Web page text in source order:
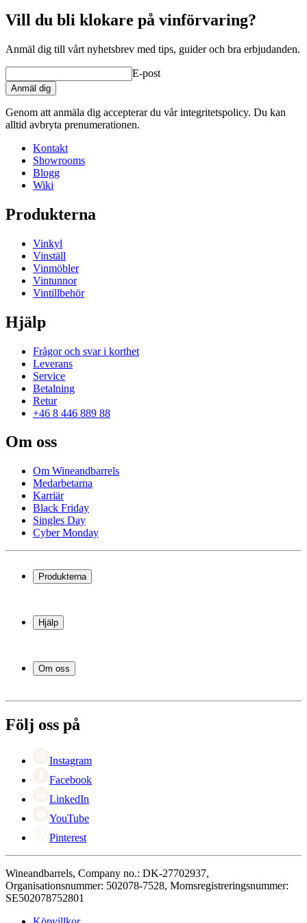
Vill du bli klokare på vinförvaring?
Anmäl dig till vårt nyhetsbrev med tips, guider och bra erbjudanden.
E-post
Anmäl dig
Genom att anmäla dig accepterar du vår integritetspolicy. Du kan
alltid avbryta prenumerationen.
Kontakt
Showrooms
Blogg
Wiki
Produkterna
Vinkyl
Vinställ
Vinmöbler
Vintunnor
Vintillbehör
Hjälp
Frågor och svar i korthet
Leverans
Service
Betalning
Retur
+46 8 446 889 88
Om oss
Om Wineandbarrels
Medarbetarna
Karriär
Black Friday
Singles Day
Cyber Monday
Produkterna
Vinställ
Vinmöbler
Hjälp
Leverans
Service
Retur
Om oss
Karriär
Black Friday
Cyber Monday
Följ oss på
Instagram
Facebook
LinkedIn
YouTube
Pinterest
Wineandbarrels, Company no.: DK-27702937,
Organisationsnummer: 502078-7528, Momsregistreringsnummer:
SE502078752801